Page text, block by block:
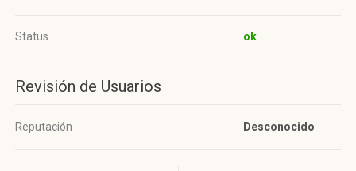
Status ok
Revisión de Usuarios
Reputación Desconocido